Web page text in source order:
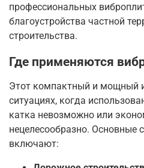
профессиональных
благоустройства частной
строительства.
Где применяются
Этот компактный и мощный
ситуациях, когда
катка невозможно или
нецелесообразно. Основные
включают: